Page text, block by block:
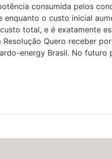
consumida pelos
o custo inicial
total, e é exatamente
Quero receber
energy Brasil. No